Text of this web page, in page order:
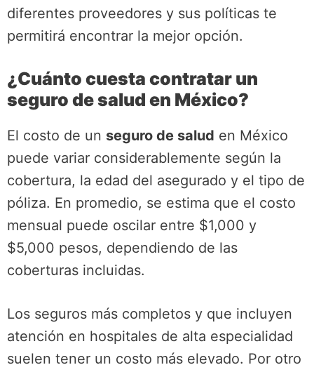
diferentes proveedores y sus políticas te
permitirá encontrar la mejor opción.
¿Cuánto cuesta contratar un
seguro de salud en México?
El costo de un seguro de salud en México
puede variar considerablemente según la
cobertura, la edad del asegurado y el tipo de
póliza. En promedio, se estima que el costo
mensual puede oscilar entre $1,000 y
$5,000 pesos, dependiendo de las
coberturas incluidas.
Los seguros más completos y que incluyen
atención en hospitales de alta especialidad
suelen tener un costo más elevado. Por otro